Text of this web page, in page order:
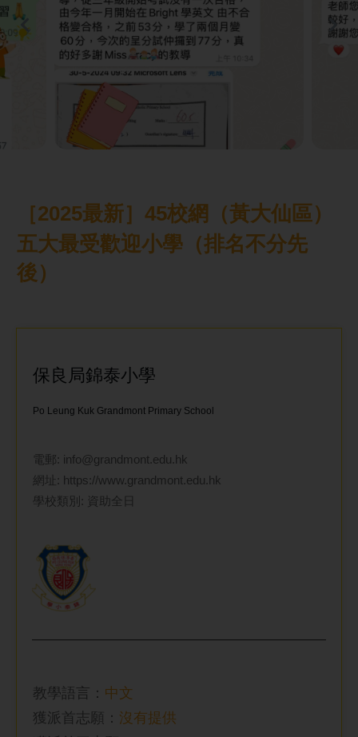
［2025最新］45校網（黃大仙 區）
五大最受歡迎小學（排名不分先
後）
保良局錦泰小學
Po Leung Kuk Grandmont Primary School
電郵: info@grandmont.edu.hk
網址: https://www.grandmont.edu.hk
學校類別: 資助全日
教學語言： 中文
獲派首志願： 沒有提供